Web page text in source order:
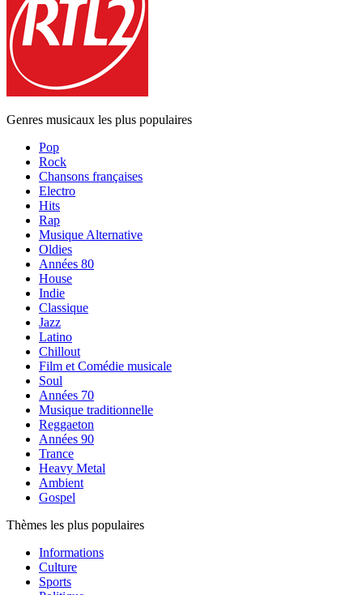
Genres musicaux les plus populaires
Pop
Rock
Chansons françaises
Electro
Hits
Rap
Musique Alternative
Oldies
Années 80
House
Indie
Classique
Jazz
Latino
Chillout
Film et Comédie musicale
Soul
Années 70
Musique traditionnelle
Reggaeton
Années 90
Trance
Heavy Metal
Ambient
Gospel
Thèmes les plus populaires
Informations
Culture
Sports